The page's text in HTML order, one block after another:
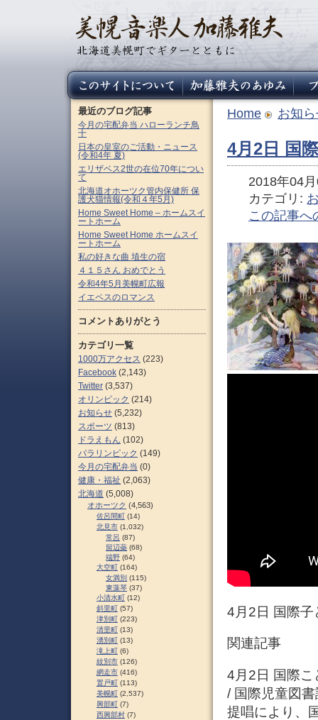
Home お知
4月2日 国
2018年04
カテゴリ:
この記事へ
4月2日 国際子
関連記事
4月2日 国際こ
/ 国際児童図
提唱により、
最近のブログ記事
今月の宅配弁当 ハローランチ鳥
十
日本の皇室のご活動・ニュース
(令和4年 夏)
エリザベス2世の在位70年につい
て
北海道オホーツク管内保健所 保
護犬猫情報(令和４年5月)
Home Sweet Home – ホームスイ
ートホーム
Home Sweet Home ホームスイ
ートホーム
私の好きな曲 埴生の宿
４１５さん おめでとう
令和4年5月美幌町広報
イエペスのロマンス
コメントありがとう
カテゴリ一覧
1000万アクセス (223)
Facebook (2,143)
Twitter (3,537)
オリンピック (214)
お知らせ (5,232)
スポーツ (813)
ドラえもん (102)
パラリンピック (149)
今月の宅配弁当 (0)
健康・福祉 (2,063)
北海道 (5,008)
オホーツク (4,563)
佐呂間町 (14)
北見市 (1,032)
常呂 (87)
留辺蘂 (68)
端野 (64)
大空町 (164)
女満別 (115)
東藻琴 (37)
小清水町 (12)
斜里町 (57)
津別町 (223)
清里町 (13)
湧別町 (13)
滝上町 (6)
紋別市 (126)
網走市 (416)
置戸町 (113)
美幌町 (2,537)
興部町 (7)
西興部村 (7)